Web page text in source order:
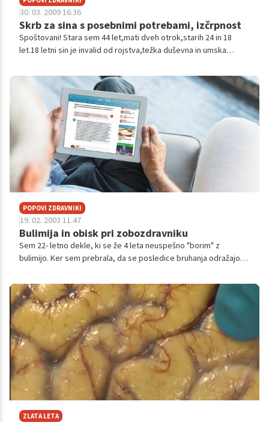
30. 03. 2009 16.36
Skrb za sina s posebnimi potrebami, izčrpnost
Spoštovani! Stara sem 44 let,mati dveh otrok,starih 24 in 18
let.18 letni sin je invalid od rojstva,težka duševna in umska
otroka.Zadnjih ...
POPOVI ZDRAVNIKI
19. 02. 2003 11.47
Bulimija in obisk pri zobozdravniku
Sem 22- letno dekle, ki se že 4 leta neuspešno "borim" z
bulimijo. Ker sem prebrala, da se posledice bruhanja odražajo
kašni meri ima prav...
ZLATA LETA